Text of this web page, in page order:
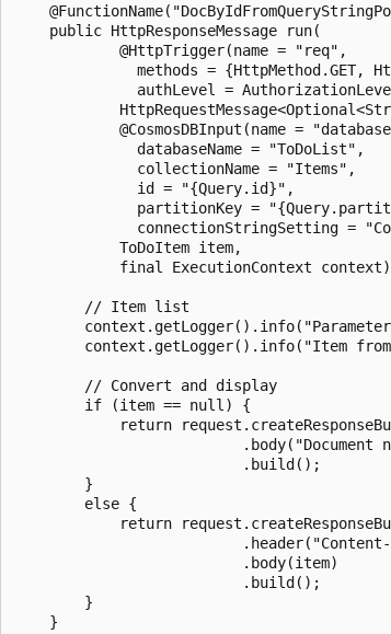
    public HttpResponseMessage run(
            @HttpTrigger(name = "req",
methods = {HttpMethod.GET,
authLevel =
@CosmosDBInput(name =
              databaseName = "ToDoList",
              collectionName = "Items",
              id = "{Query.id}",
partitionKey =
connectionStringSetting =
            ToDoItem item,
final ExecutionContext
        // Item list
context.getLogger().info("Item
        // Convert and display
        if (item == null) {
return
.body("Document
                          .build();
        }
        else {
return
                          .body(item)
                          .build();
        }
    }